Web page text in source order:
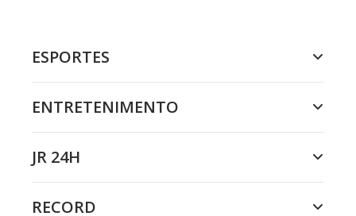
ESPORTES
ENTRETENIMENTO
JR 24H
RECORD